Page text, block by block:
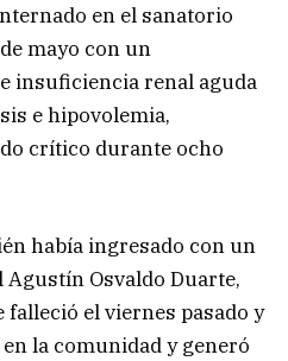
en el sanatorio
mayo con un
insuficiencia renal aguda
e hipovolemia,
crítico durante ocho
había ingresado con un
Osvaldo Duarte,
el viernes pasado y
la comunidad y generó